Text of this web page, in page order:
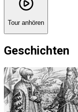
Tour anhören
Geschichten